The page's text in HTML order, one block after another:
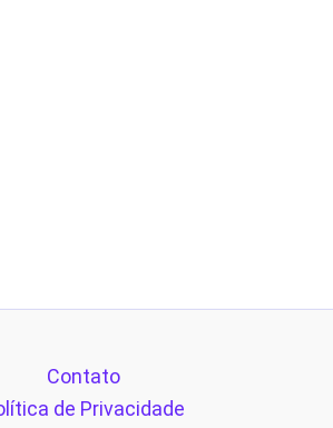
Contato
de Privacidade